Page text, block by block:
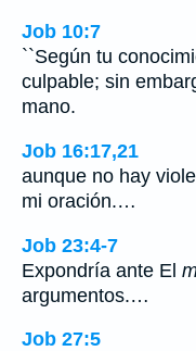
Job 10:7
``Según tu
culpable; sin
mano.
Job 16:17,21
aunque no hay
mi oración.…
Job 23:4-7
Expondría ante El
argumentos.…
Job 27:5